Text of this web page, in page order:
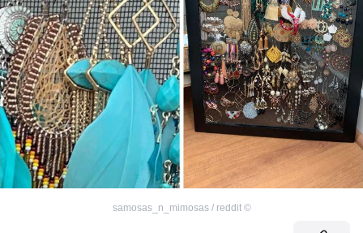
©
samosas_n_mimosas / reddit